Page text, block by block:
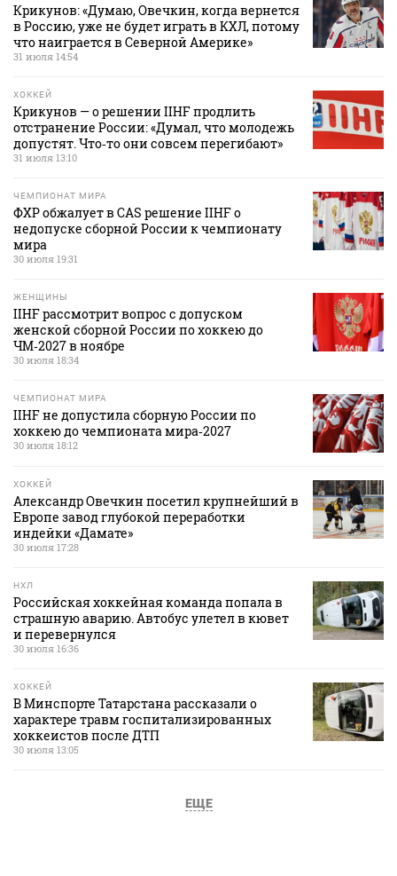
Крикунов: «Думаю, Овечкин, когда вернется
в Россию, уже не будет играть в КХЛ, потому
что наиграется в Северной Америке»
31 июля 14:54
ХОККЕЙ
Крикунов — о решении IIHF продлить
отстранение России: «Думал, что молодежь
допустят. Что‑то они совсем перегибают»
31 июля 13:10
ЧЕМПИОНАТ МИРА
ФХР обжалует в CAS решение IIHF о
недопуске сборной России к чемпионату
мира
30 июля 19:31
ЖЕНЩИНЫ
IIHF рассмотрит вопрос с допуском
женской сборной России по хоккею до
ЧМ‑2027 в ноябре
30 июля 18:34
ЧЕМПИОНАТ МИРА
IIHF не допустила сборную России по
хоккею до чемпионата мира‑2027
30 июля 18:12
ХОККЕЙ
Александр Овечкин посетил крупнейший в
Европе завод глубокой переработки
индейки «Дамате»
30 июля 17:28
НХЛ
Российская хоккейная команда попала в
страшную аварию. Автобус улетел в кювет
и перевернулся
30 июля 16:36
ХОККЕЙ
В Минспорте Татарстана рассказали о
характере травм госпитализированных
хоккеистов после ДТП
30 июля 13:05
ЕЩЕ